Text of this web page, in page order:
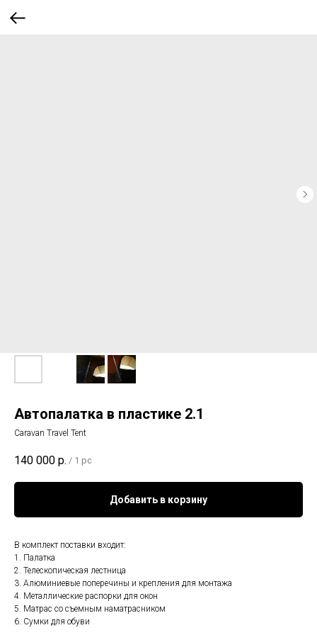
Автопалатка в пластике 2.1
Caravan Travel Tent
140 000 р. / 1 pc
Добавить в корзину
В комплект поставки входит:
1. Палатка
2. Телескопическая лестница
3. Алюминиевые поперечины и крепления для монтажа
4. Металлические распорки для окон
5. Матрас со съемным наматрасником
6. Сумки для обуви